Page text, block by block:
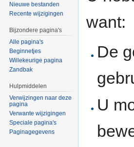
want:
De
U
Nieuwe bestanden
Recente wijzigingen
Bijzondere pagina's
Alle pagina's
Beginnetjes
Willekeurige pagina
Zandbak
Hulpmiddelen
Verwijzingen naar deze
pagina
Verwante wijzigingen
Speciale pagina's
Paginagegevens